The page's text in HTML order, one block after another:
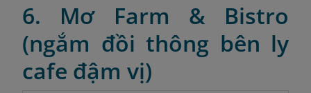
6. Mơ Farm & Bistro
(ngắm đồi thông bên ly
cafe đậm vị)